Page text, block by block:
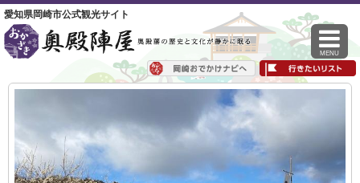
愛知県岡崎市公式観光サイト
MENU